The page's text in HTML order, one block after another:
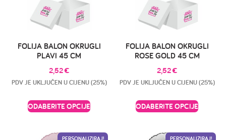
FOLIJA BALON OKRUGLI
PLAVI 45 CM
2,52€
PDV JE UKLJUČEN U CIJENU (25%)
ODABERITE OPCIJE
FOLIJA BALON OKRUGLI
ROSE GOLD 45 CM
2,52€
PDV JE UKLJUČEN U CIJENU (25%)
ODABERITE OPCIJE
PERSONALIZIRAJ! PERSONALIZIRAJ!